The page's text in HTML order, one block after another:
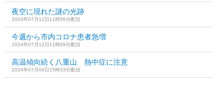
夜空に現れた謎の光跡
2024年07月12日11時56分配信
今週から市内コロナ患者急増
2024年07月12日11時09分配信
高温傾向続く八重山 熱中症に注意
2024年07月04日15時33分配信